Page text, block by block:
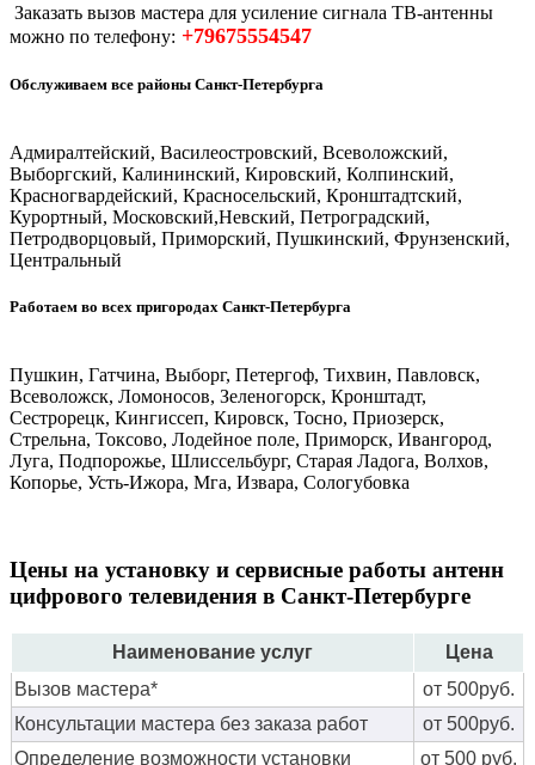
Заказать вызов мастера для усиление сигнала ТВ-антенны
можно по телефону: +79675554547
Обслуживаем все районы Санкт-Петербурга
Адмиралтейский, Василеостровский, Всеволожский,
Выборгский, Калининский, Кировский, Колпинский,
Красногвардейский, Красносельский, Кронштадтский,
Курортный, Московский,Невский, Петроградский,
Петродворцовый, Приморский, Пушкинский, Фрунзенский,
Центральный
Работаем во всех пригородах Санкт-Петербурга
Пушкин, Гатчина, Выборг, Петергоф, Тихвин, Павловск,
Всеволожск, Ломоносов, Зеленогорск, Кронштадт,
Сестрорецк, Кингиссеп, Кировск, Тосно, Приозерск,
Стрельна, Токсово, Лодейное поле, Приморск, Ивангород,
Луга, Подпорожье, Шлиссельбург, Старая Ладога, Волхов,
Копорье, Усть-Ижора, Мга, Извара, Сологубовка
Цены на установку и сервисные работы антенн
цифрового телевидения в Санкт-Петербурге
Наименование услуг
Цена
Вызов мастера*
от 500руб.
Консультации мастера без заказа работ
от 500руб.
Определение возможности установки
от 500 руб.